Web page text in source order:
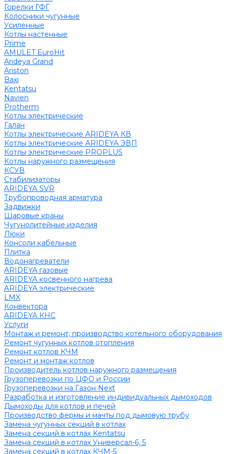
Горелки ГФГ
Колосники чугунные
Усиленные
Котлы настенные
Prime
AMULET EuroHit
Arideya Grand
Ariston
Baxi
Kentatsu
Navien
Protherm
Котлы электрические
Галан
Котлы электрические ARIDEYA КВ
Котлы электрические ARIDEYA ЭВП
Котлы электрические PROPLUS
Котлы наружного размещения
КСУВ
Стабилизаторы
ARIDEYA SVR
Трубопроводная арматура
Задвижки
Шаровые краны
Чугунолитейные изделия
Люки
Консоли кабельные
Плитка
Водонагреватели
ARIDEYA газовые
ARIDEYA косвенного нагрева
ARIDEYA электрические
LMX
Конвектора
ARIDEYA КНС
Услуги
Монтаж и ремонт, производство котельного оборудования
Ремонт чугунных котлов отопления
Ремонт котлов КЧМ
Ремонт и монтаж котлов
Производитель котлов наружного размещения
Грузоперевозки по ЦФО и России
Грузоперевозки на Газон Next
Разработка и изготовление индивидуальных дымоходов
Дымоходы для котлов и печей
Производство фермы и мачты под дымовую трубу
Замена чугунных секций в котлах
Замена секций в котлах Kentatsu
Замена секций в котлах Универсал-6, 5
Замена секций в котлах КЧМ-5